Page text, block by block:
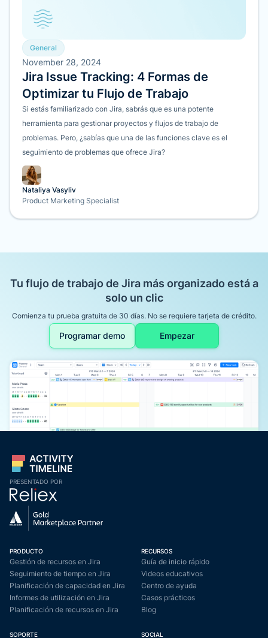
General
November 28, 2024
Jira Issue Tracking: 4 Formas de
Optimizar tu Flujo de Trabajo
Si estás familiarizado con Jira, sabrás que es una potente
herramienta para gestionar proyectos y flujos de trabajo de
problemas. Pero, ¿sabías que una de las funciones clave es el
seguimiento de problemas que ofrece Jira?
Nataliya Vasyliv
Product Marketing Specialist
Tu flujo de trabajo de Jira más organizado está a
solo un clic
Comienza tu prueba gratuita de 30 días. No se requiere tarjeta de crédito.
Programar demo Empezar
PRESENTADO POR
PRODUCTO
Gestión de recursos en Jira
Seguimiento de tiempo en Jira
Planificación de capacidad en Jira
Informes de utilización en Jira
Planificación de recursos en Jira
RECURSOS
Guía de inicio rápido
Videos educativos
Centro de ayuda
Casos prácticos
Blog
SOPORTE SOCIAL